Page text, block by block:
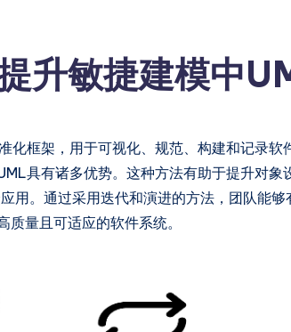
升敏捷建模中
化框架，用于可视化、规范、构建和记录软
具有诸多优势。这种方法有助于提升对象
用。通过采用迭代和演进的方法，团队能
量且可适应的软件系统。